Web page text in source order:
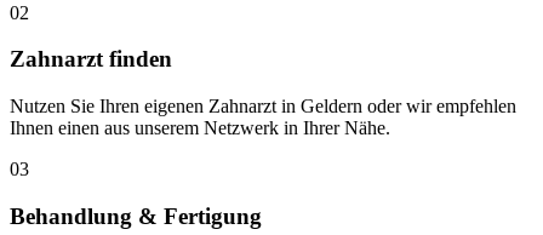
02
Zahnarzt finden
Nutzen Sie Ihren eigenen Zahnarzt in Geldern oder wir empfehlen
Ihnen einen aus unserem Netzwerk in Ihrer Nähe.
03
Behandlung & Fertigung